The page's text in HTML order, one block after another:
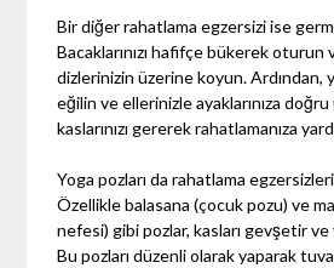
Bir diğer rahatlama egzersizi ise
Bacaklarınızı hafifçe bükerek oturun
dizlerinizin üzerine koyun. Ardından,
eğilin ve ellerinizle ayaklarınıza
kaslarınızı gererek rahatlamanıza
Yoga pozları da rahatlama
Özellikle balasana (çocuk pozu) ve
nefesi) gibi pozlar, kasları gevşetir
Bu pozları düzenli olarak yaparak